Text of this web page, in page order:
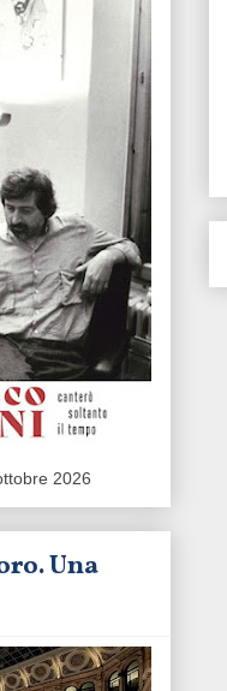
2026
Una